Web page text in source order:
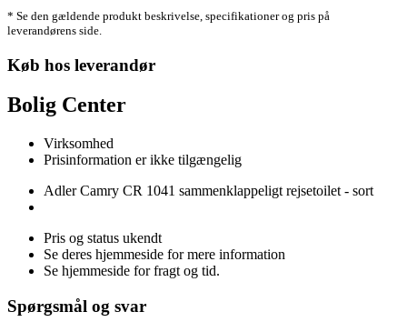
* Se den gældende produkt beskrivelse, specifikationer og pris på
leverandørens side.
Køb hos leverandør
Bolig Center
Virksomhed
Prisinformation er ikke tilgængelig
Adler Camry CR 1041 sammenklappeligt rejsetoilet - sort
Pris og status ukendt
Se deres hjemmeside for mere information
Se hjemmeside for fragt og tid.
Spørgsmål og svar